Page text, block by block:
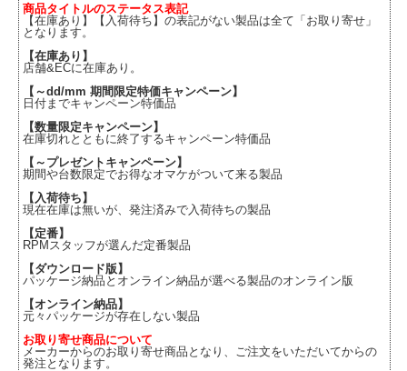
商品タイトルのステータス表記
【在庫あり】【入荷待ち】の表記がない製品は全て「お取り寄せ」
となります。
【在庫あり】
店舗&ECに在庫あり。
【～dd/mm 期間限定特価キャンペーン】
日付までキャンペーン特価品
【数量限定キャンペーン】
在庫切れとともに終了するキャンペーン特価品
【～プレゼントキャンペーン】
期間や台数限定でお得なオマケがついて来る製品
【入荷待ち】
現在在庫は無いが、発注済みで入荷待ちの製品
【定番】
RPMスタッフが選んだ定番製品
【ダウンロード版】
パッケージ納品とオンライン納品が選べる製品のオンライン版
【オンライン納品】
元々パッケージが存在しない製品
お取り寄せ商品について
メーカーからのお取り寄せ商品となり、ご注文をいただいてからの
発注となります。